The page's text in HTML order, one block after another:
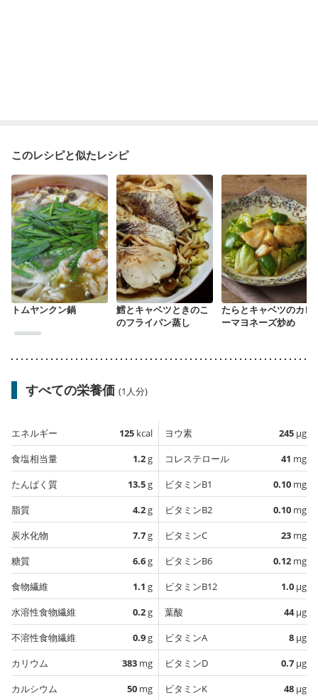
このレシピと似たレシピ
トムヤンクン鍋
鱈とキャベツときのこ
のフライパン蒸し
たらとキャベツのカレ
ーマヨネーズ炒め
すべての栄養価 (1人分)
エネルギー 125 kcal
食塩相当量
1.2g
たんぱく質
13.5g
脂質
4.2g
炭水化物
7.7g
糖質
6.6g
食物繊維
1.1 g
水溶性食物繊維
0.2g
不溶性食物繊維
0.9g
カリウム
383 mg
カルシウム
50 mg
ヨウ素 245 µg
コレステロール
41 mg
ビタミンB1
0.10 mg
ビタミンB2
0.10 mg
ビタミンC
23 mg
ビタミンB6
0.12 mg
ビタミンB12
1.0 µg
葉酸
44µg
ビタミンA
8 µg
ビタミンD
0.7 µg
ビタミンK
48 µg